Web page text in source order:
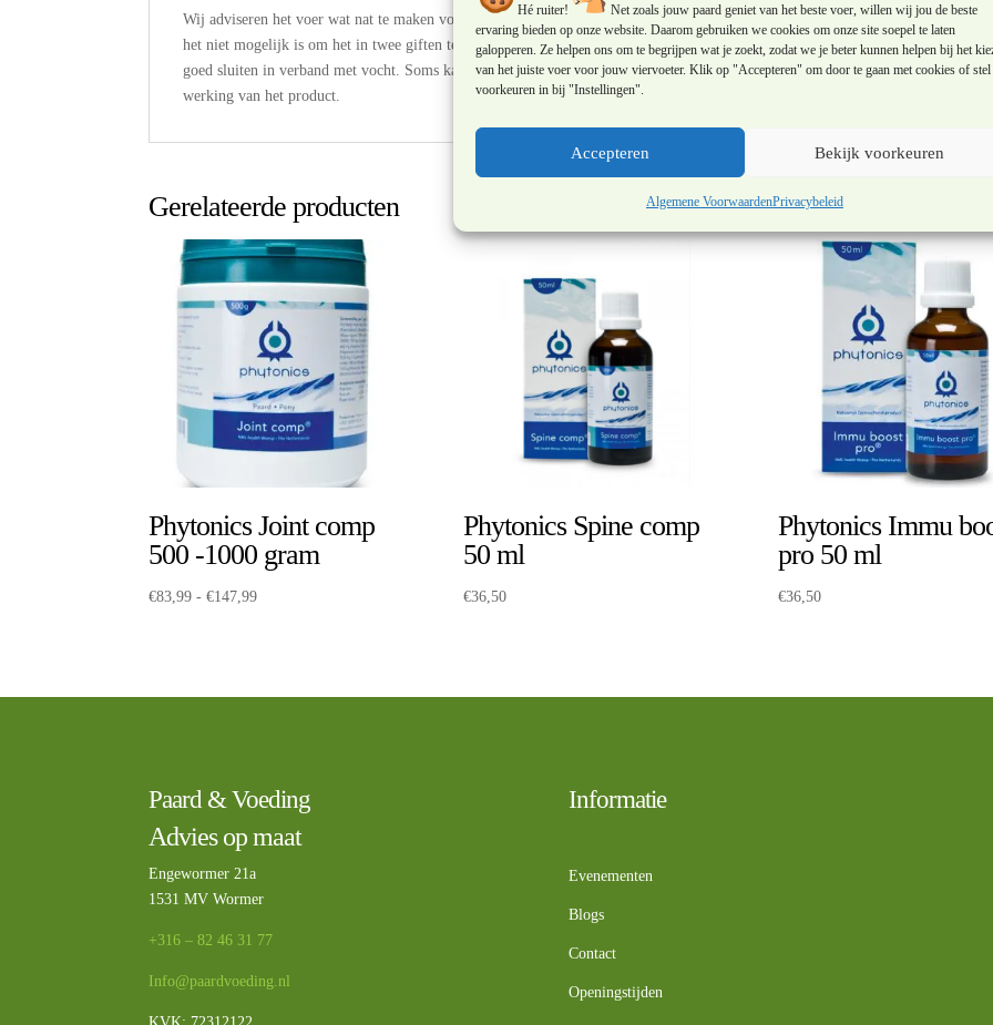
Hé ruiter!
Net zoals jouw paard geniet van het beste voer, willen wij jou de beste
ervaring bieden op onze website. Daarom gebruiken we cookies om onze site soepel te laten
galopperen. Ze helpen ons om te begrijpen wat je zoekt, zodat we je beter kunnen helpen bij het
van het juiste voer voor jouw viervoeter. Klik op "Accepteren" om door te gaan met cookies of stel
voorkeuren in bij "Instellingen".
Accepteren Bekijk voorkeuren
Algemene VoorwaardenPrivacybeleid
Wij adviseren het voer wat nat te maken voor het poeder wordt toegevoegd om te voorkomen dat het weggeblazen wordt. Indien
het niet mogelijk is om het in twee giften te verdelen, dan 1 x daags de hele dosering geven. Let op! De verpakking na gebruik
goed sluiten in verband met vocht. Soms kan het product door vocht wat gaan klonteren. Dit heeft geen gevolgen voor de
werking van het product.
Gerelateerde producten
Phytonics Joint comp
500 -1000 gram
€83,99 - €147,99Prijsklasse:
Phytonics Spine comp
50 ml
€36,50
Phytonics Immu
pro 50 ml
€36,50
Paard & Voeding
Advies op maat
Engewormer 21a
1531 MV Wormer
+316 – 82 46 31 77
Info@paardvoeding.nl
Informatie
Evenementen
Blogs
Contact
Openingstijden